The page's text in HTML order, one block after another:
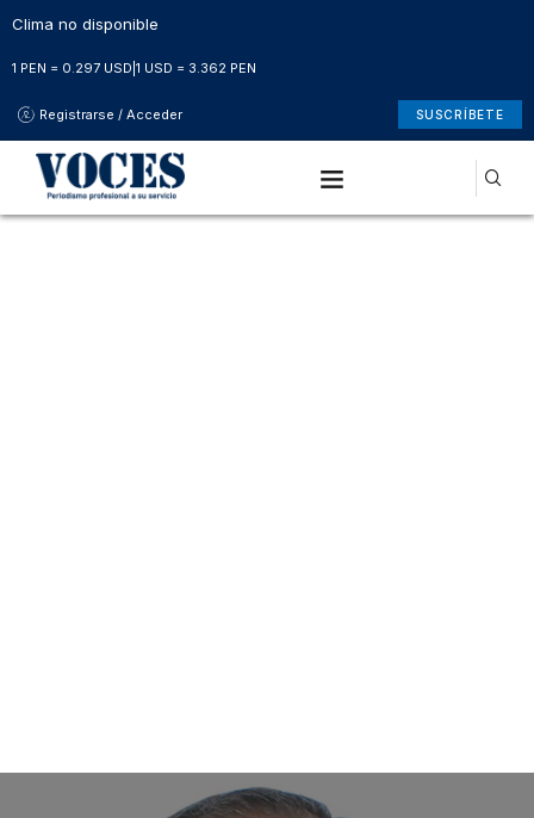
Clima no disponible
1 PEN = 0.297 USD 1 USD = 3.362 PEN
Registrarse / Acceder SUSCRÍBETE